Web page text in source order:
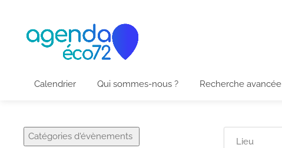
Calendrier Qui sommes-nous ? Recherche avancée
Catégories d'évènements